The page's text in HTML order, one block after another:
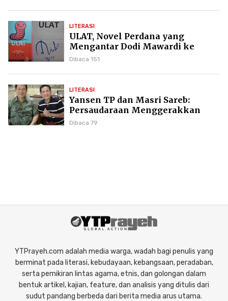
LITERASI
ULAT, Novel Perdana yang
Mengantar Dodi Mawardi ke
Puncak Karier Kepenulisan
Dibaca 151
LITERASI
Yansen TP dan Masri Sareb:
Persaudaraan Menggerakkan
Literasi Borneo
Dibaca 79
YTPrayeh.com adalah media warga, wadah bagi penulis yang
berminat pada literasi, kebudayaan, kebangsaan, peradaban,
serta pemikiran lintas agama, etnis, dan golongan dalam
bentuk artikel, kajian, feature, dan analisis yang ditulis dari
sudut pandang berbeda dari berita media arus utama.